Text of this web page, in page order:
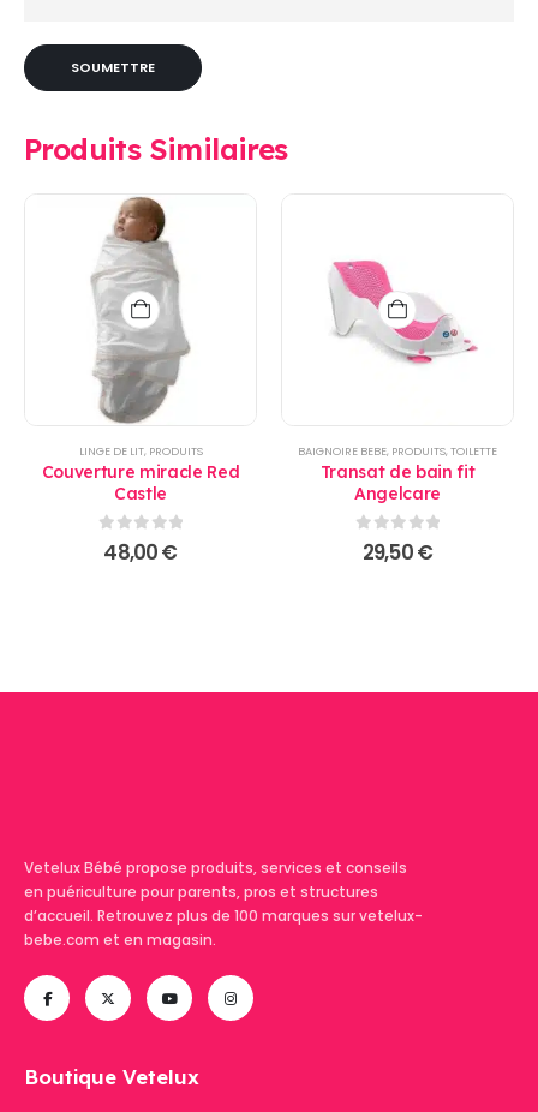
Produits Similaires
LINGE DE LIT, PRODUITS
Couverture miracle Red
Castle
0sur 5
48,00€
BAIGNOIRE BEBE, PRODUITS,TOILETTE
Transat de bain fit
Angelcare
0sur 5
29,50€
Vetelux Bébé propose produits, services et conseils
en puériculture pour parents, pros et structures
d’accueil. Retrouvez plus de 100 marques sur vetelux-
bebe.com et en magasin.
Boutique Vetelux